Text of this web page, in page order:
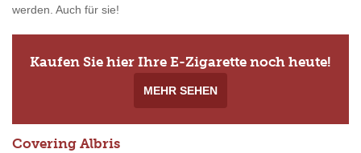
werden. Auch für sie!
Kaufen Sie hier Ihre E-Zigarette noch heute!
MEHR SEHEN
Covering Albris